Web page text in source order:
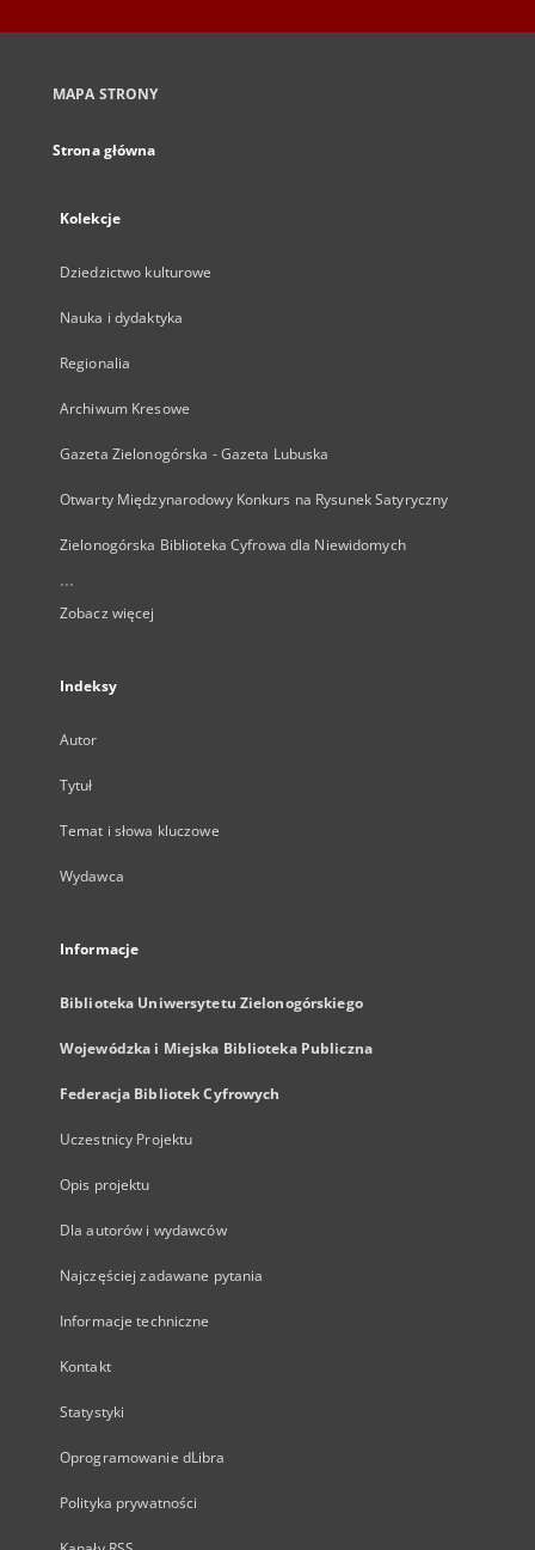
MAPA STRONY
Strona główna
Kolekcje
Dziedzictwo kulturowe
Nauka i dydaktyka
Regionalia
Archiwum Kresowe
Gazeta Zielonogórska - Gazeta Lubuska
Otwarty Międzynarodowy Konkurs na Rysunek Satyryczny
Zielonogórska Biblioteka Cyfrowa dla Niewidomych
...
Zobacz więcej
Indeksy
Autor
Tytuł
Temat i słowa kluczowe
Wydawca
Informacje
Biblioteka Uniwersytetu Zielonogórskiego
Wojewódzka i Miejska Biblioteka Publiczna
Federacja Bibliotek Cyfrowych
Uczestnicy Projektu
Opis projektu
Dla autorów i wydawców
Najczęściej zadawane pytania
Informacje techniczne
Kontakt
Statystyki
Oprogramowanie dLibra
Polityka prywatności